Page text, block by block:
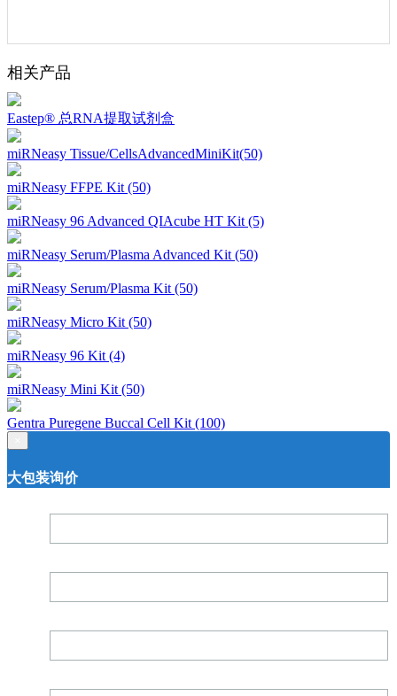
相关产品
Eastep® 总RNA提取试剂盒
miRNeasy Tissue/CellsAdvancedMiniKit(50)
miRNeasy FFPE Kit (50)
miRNeasy 96 Advanced QIAcube HT Kit (5)
miRNeasy Serum/Plasma Advanced Kit (50)
miRNeasy Serum/Plasma Kit (50)
miRNeasy Micro Kit (50)
miRNeasy 96 Kit (4)
miRNeasy Mini Kit (50)
Gentra Puregene Buccal Cell Kit (100)
大包装询价